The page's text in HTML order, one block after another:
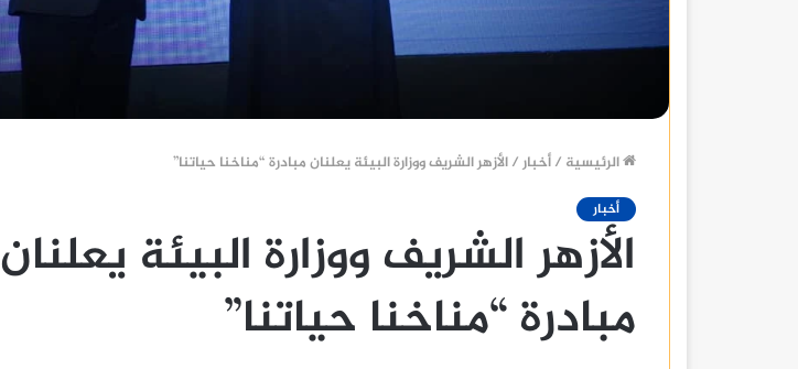
الرئيسية /أخبار/الأزهر الشريف ووزارة البيئة يعلنان مبادرة “مناخنا حياتنا”
أخبار
الأزهر الشريف ووزارة البيئة يعلنان
مبادرة “مناخنا حياتنا”